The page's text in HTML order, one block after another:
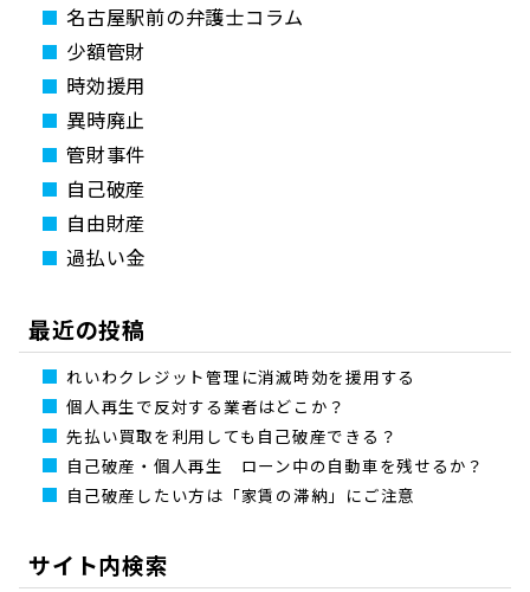
名古屋駅前の弁護士コラム
少額管財
時効援用
異時廃止
管財事件
自己破産
自由財産
過払い金
最近の投稿
れいわクレジット管理に消滅時効を援用する
個人再生で反対する業者はどこか？
先払い買取を利用しても自己破産できる？
自己破産・個人再生 ローン中の自動車を残せるか？
自己破産したい方は「家賃の滞納」にご注意
サイト内検索